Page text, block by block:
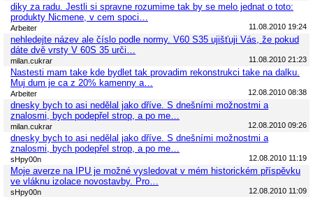
diky za radu. Jestli si spravne rozumime tak by se melo jednat o toto:
produkty Nicmene, v cem spoci…
Arbeiter 11.08.2010 19:24
nehledejte název ale číslo podle normy. V60 S35 ujišťuji Vás, že pokud
dáte dvě vrsty V 60S 35 urči…
milan.cukrar 11.08.2010 21:23
Nastesti mam take kde bydlet tak provadim rekonstrukci take na dalku.
Muj dum je ca z 20% kamenny a…
Arbeiter 12.08.2010 08:38
dnesky bych to asi nedělal jako dříve. S dnešními možnostmi a
znalosmi, bych podepřel strop, a po me…
milan.cukrar 12.08.2010 09:26
dnesky bych to asi nedělal jako dříve. S dnešními možnostmi a
znalosmi, bych podepřel strop, a po me…
sHpy00n 12.08.2010 11:19
Moje averze na IPU je možné vysledovat v mém historickém příspěvku
ve vláknu izolace novostavby. Pro…
sHpy00n 12.08.2010 11:09